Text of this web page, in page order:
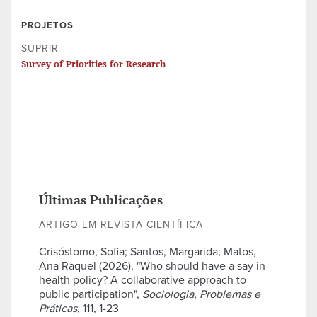
PROJETOS
SUPRIR
Survey of Priorities for Research
Últimas Publicações
ARTIGO EM REVISTA CIENTÍFICA
Crisóstomo, Sofia; Santos, Margarida; Matos,
Ana Raquel (2026), "Who should have a say in
health policy? A collaborative approach to
public participation", Sociologia, Problemas e
Práticas, 111, 1-23